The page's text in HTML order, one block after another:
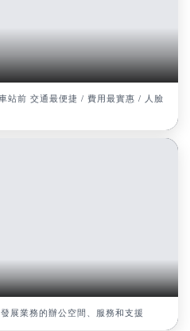
站前 交通最便捷 / 費用最實惠 / 人臉
展業務的辦公空間、服務和支援